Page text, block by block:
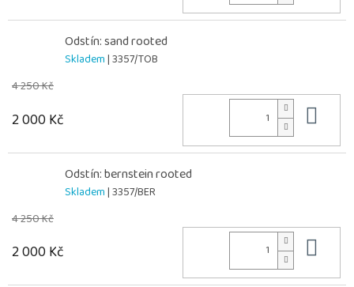
Odstín: sand rooted
Skladem| 3357/TOB
4 250 Kč
2 000 Kč
Odstín: bernstein rooted
Skladem| 3357/BER
4 250 Kč
2 000 Kč